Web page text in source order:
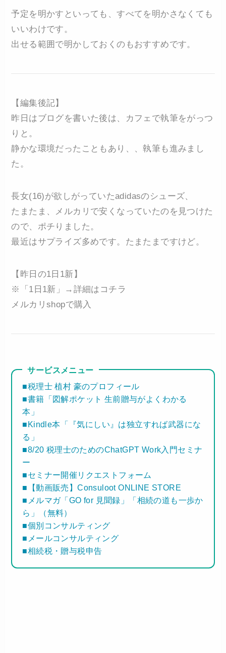
予定を明かすといっても、すべてを明かさなくても
いいわけです。
出せる範囲で明かしておくのもおすすめです。
【編集後記】
昨日はブログを書いた後は、カフェで執筆をがっつ
りと。
静かな環境だったこともあり、、執筆も進みまし
た。
長女(16)が欲しがっていたadidasのシューズ、
たまたま、メルカリで安くなっていたのを見つけた
ので、ポチりました。
最近はサプライズ多めです。たまたまですけど。
【昨日の1日1新】
※「1日1新」→詳細はコチラ
メルカリshopで購入
サービスメニュー
■税理士 植村 豪のプロフィール
■書籍「図解ポケット 生前贈与がよくわかる
本」
■Kindle本「『気にしい』は独立すれば武器にな
る」
■8/20 税理士のためのChatGPT Work入門セミナ
ー
■セミナー開催リクエストフォーム
■【動画販売】Consuloot ONLINE STORE
■メルマガ「GO for 見聞録」「相続の道も一歩か
ら」（無料）
■個別コンサルティング
■メールコンサルティング
■相続税・贈与税申告